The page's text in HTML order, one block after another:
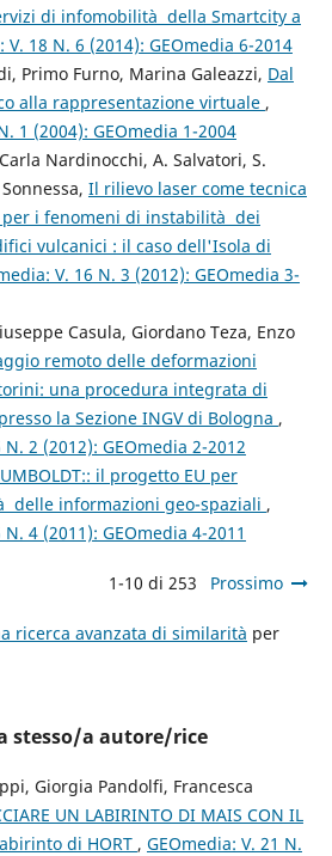
di infomobilità della Smartcity a
V. 18 N. 6 (2014): GEOmedia 6-2014
Primo Furno, Marina Galeazzi, Dal
alla rappresentazione virtuale ,
1 (2004): GEOmedia 1-2004
Nardinocchi, A. Salvatori, S.
Il rilievo laser come tecnica
i fenomeni di instabilità dei
vulcanici : il caso dell'Isola di
V. 16 N. 3 (2012): GEOmedia 3-
Casula, Giordano Teza, Enzo
remoto delle deformazioni
una procedura integrata di
la Sezione INGV di Bologna ,
N. 2 (2012): GEOmedia 2-2012
il progetto EU per
delle informazioni geo-spaziali ,
4 (2011): GEOmedia 4-2011
1-10 di 253 Prossimo
ricerca avanzata di similarità per
stesso/a autore/rice
Giorgia Pandolfi, Francesca
UN LABIRINTO DI MAIS CON IL
di HORT , GEOmedia: V. 21 N.